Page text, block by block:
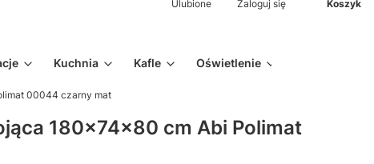
Ulubione Zaloguj się Koszyk
Kuchnia Kafle Oświetlenie
00044 czarny mat
180x74x80 cm Abi Polimat